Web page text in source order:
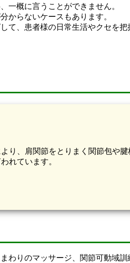
一概に言うことができません。
からないケースもあります。
て、患者様の日常生活やクセを
り、肩関節をとりまく関節包や
れています。
わりのマッサージ、関節可動域